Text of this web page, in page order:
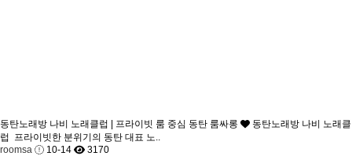
동탄노래방 나비 노래클럽 | 프라이빗 룸 중심 동탄 룸싸롱
동탄노래방 나비 노래클
럽 프라이빗한 분위기의 동탄 대표 노..
roomsa
10-14 3170